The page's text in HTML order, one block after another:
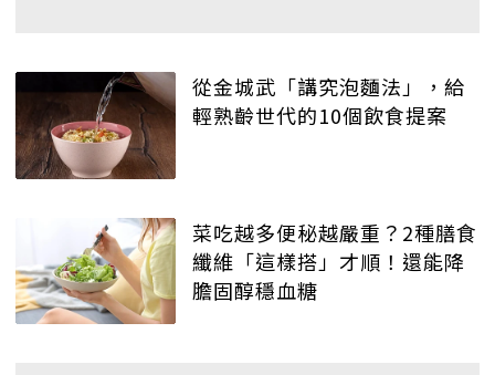
從金城武「講究泡麵法」，給
輕熟齡世代的10個飲食提案
菜吃越多便秘越嚴重？2種膳食
纖維「這樣搭」才順！還能降
膽固醇穩血糖